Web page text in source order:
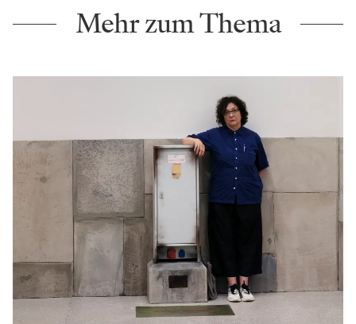
Mehr zum Thema